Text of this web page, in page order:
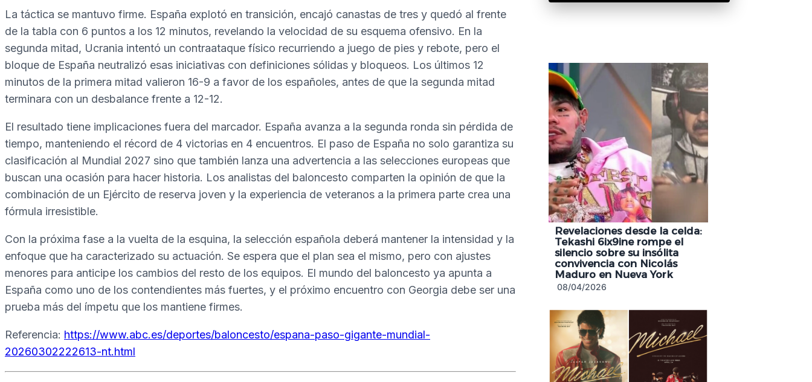
La táctica se mantuvo firme. España explotó en transición, encajó canastas de tres y quedó al frente
de la tabla con 6 puntos a los 12 minutos, revelando la velocidad de su esquema ofensivo. En la
segunda mitad, Ucrania intentó un contraataque físico recurriendo a juego de pies y rebote, pero el
bloque de España neutralizó esas iniciativas con definiciones sólidas y bloqueos. Los últimos 12
minutos de la primera mitad valieron 16-9 a favor de los españoles, antes de que la segunda mitad
terminara con un desbalance frente a 12-12.
El resultado tiene implicaciones fuera del marcador. España avanza a la segunda ronda sin pérdida de
tiempo, manteniendo el récord de 4 victorias en 4 encuentros. El paso de España no solo garantiza su
clasificación al Mundial 2027 sino que también lanza una advertencia a las selecciones europeas que
buscan una ocasión para hacer historia. Los analistas del baloncesto comparten la opinión de que la
combinación de un Ejército de reserva joven y la experiencia de veteranos a la primera parte crea una
fórmula irresistible.
Con la próxima fase a la vuelta de la esquina, la selección española deberá mantener la intensidad y la
enfoque que ha caracterizado su actuación. Se espera que el plan sea el mismo, pero con ajustes
menores para anticipe los cambios del resto de los equipos. El mundo del baloncesto ya apunta a
España como uno de los contendientes más fuertes, y el próximo encuentro con Georgia debe ser una
prueba más del ímpetu que los mantiene firmes.
Referencia: https://www.abc.es/deportes/baloncesto/espana-paso-gigante-mundial-
20260302222613-nt.html
CONTACTAR
Revelaciones desde la celda:
Tekashi 6ix9ine rompe el
silencio sobre su insólita
convivencia con Nicolás
Maduro en Nueva York
08/04/2026